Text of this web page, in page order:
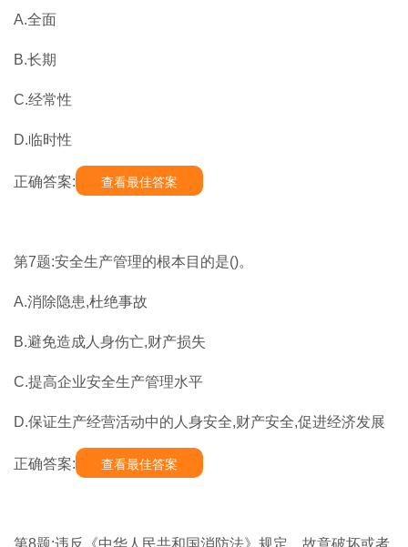
A.全面
B.长期
C.经常性
D.临时性
正确答案: 查看最佳答案
第7题:安全生产管理的根本目的是()。
A.消除隐患,杜绝事故
B.避免造成人身伤亡,财产损失
C.提高企业安全生产管理水平
D.保证生产经营活动中的人身安全,财产安全,促进经济发展
正确答案: 查看最佳答案
第8题:违反《中华人民共和国消防法》规定，故意破坏或者